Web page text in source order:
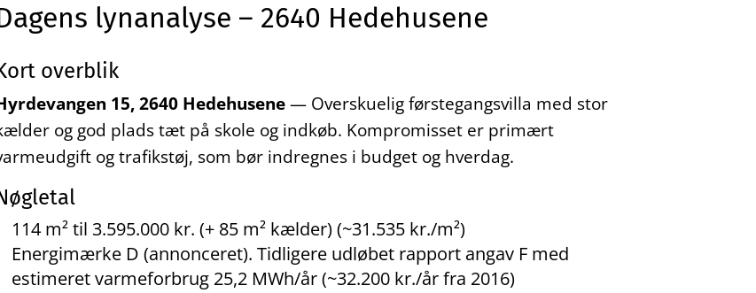
lynanalyse – 2640 Hedehusene
overblik
15, 2640 Hedehusene— Overskuelig førstegangsvilla med stor
og god plads tæt på skole og indkøb. Kompromisset er primært
og trafikstøj, som bør indregnes i budget og hverdag.
114 m² til 3.595.000 kr. (+ 85 m² kælder) (~31.535 kr./m²)
Energimærke D (annonceret). Tidligere udløbet rapport angav F med
estimeret varmeforbrug 25,2 MWh/år (~32.200 kr./år fra 2016)